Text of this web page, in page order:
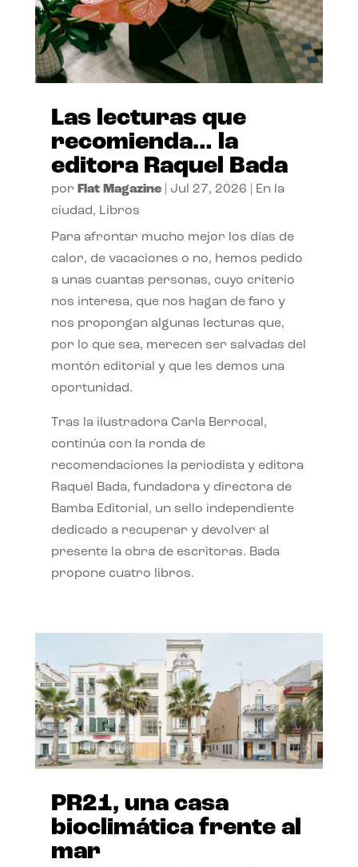
Las lecturas que
recomienda… la
editora Raquel Bada
por Flat Magazine| Jul 27, 2026
En la
ciudad, Libros
Para afrontar mucho mejor los días de
calor, de vacaciones o no, hemos pedido
a unas cuantas personas, cuyo criterio
nos interesa, que nos hagan de faro y
nos propongan algunas lecturas que,
por lo que sea, merecen ser salvadas del
montón editorial y que les demos una
oportunidad.
Tras la ilustradora Carla Berrocal,
continúa con la ronda de
recomendaciones la periodista y editora
Raquel Bada, fundadora y directora de
Bamba Editorial, un sello independiente
dedicado a recuperar y devolver al
presente la obra de escritoras. Bada
propone cuatro libros.
PR21, una casa
bioclimática frente al
mar